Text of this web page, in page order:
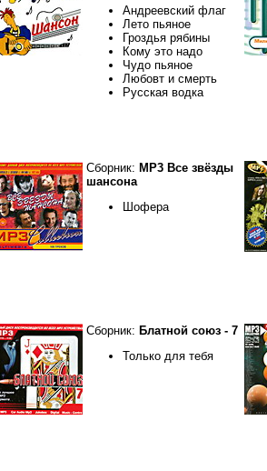
Андреевский флаг
Лето пьяное
Гроздья рябины
Кому это надо
Чудо пьяное
Любовт и смерть
Русская водка
Сборник: МР3 Все звёзды
шансона
Шофера
Сборник: Блатной союз - 7
Только для тебя